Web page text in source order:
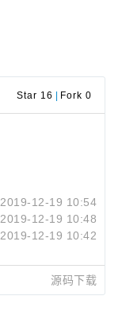
Star 16 Fork 0
2019-12-19 10:54
2019-12-19 10:48
2019-12-19 10:42
源码下载